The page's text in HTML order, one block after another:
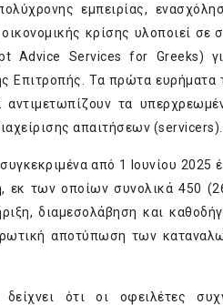
εμπειρίας,
κρίσης υλοποιεί
Advice Services for Greeks)
Επιτροπής. Τα πρώτα ευρήματα
τα
απαιτήσεων (servicers).
από 1 Ιουνίου
εκ των οποίων συνολικά 450
διαμεσολάβηση και
αποτύπωση των
ότι οι οφειλέτες